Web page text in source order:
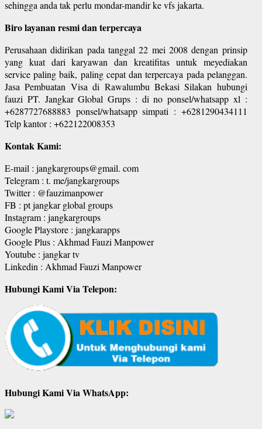
sehingga anda tak perlu mondar-mandir ke vfs jakarta.
Biro layanan resmi dan terpercaya
Perusahaan didirikan pada tanggal 22 mei 2008 dengan prinsip
yang kuat dari karyawan dan kreatifitas untuk meyediakan
service paling baik, paling cepat dan terpercaya pada pelanggan.
Jasa Pembuatan Visa di Rawalumbu Bekasi Silakan hubungi
fauzi PT. Jangkar Global Grups : di no ponsel/whatsapp xl :
+6287727688883 ponsel/whatsapp simpati : +6281290434111
Telp kantor : +622122008353
Kontak Kami:
E-mail : jangkargroups@gmail. com
Telegram : t. me/jangkargroups
Twitter : @fauzimanpower
FB : pt jangkar global groups
Instagram : jangkargroups
Google Playstore : jangkarapps
Google Plus : Akhmad Fauzi Manpower
Youtube : jangkar tv
Linkedin : Akhmad Fauzi Manpower
Hubungi Kami Via Telepon:
Hubungi Kami Via WhatsApp: